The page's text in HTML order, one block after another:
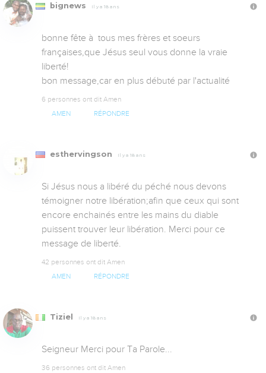
bignews Il y a 18 ans
bonne fête à  tous mes frères et soeurs
françaises,que Jésus seul vous donne la vraie
liberté!
bon message,car en plus débuté par l'actualité
6 personnes ont dit Amen
AMEN RÉPONDRE
esthervingson Il y a 18 ans
Si Jésus nous a libéré du péché nous devons
témoigner notre libération;afin que ceux qui sont
encore enchainés entre les mains du diable
puissent trouver leur libération. Merci pour ce
message de liberté.
42 personnes ont dit Amen
AMEN RÉPONDRE
Tiziel Il y a 18 ans
Seigneur Merci pour Ta Parole...
36 personnes ont dit Amen